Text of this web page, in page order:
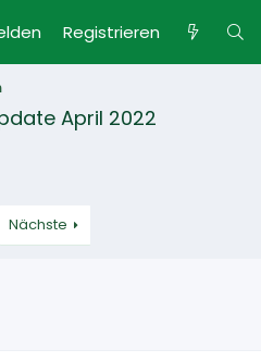
Registrieren
April 2022
Nächste